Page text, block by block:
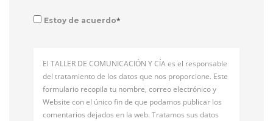
Estoy de acuerdo*
El TALLER DE COMUNICACIÓN Y CÍA es el responsable
del tratamiento de los datos que nos proporcione. Este
formulario recopila tu nombre, correo electrónico y
Website con el único fin de que podamos publicar los
comentarios dejados en la web. Tratamos sus datos